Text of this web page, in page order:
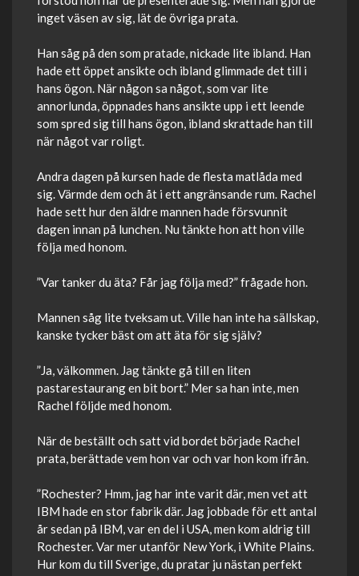
inget väsen av sig, lät de övriga prata.
Han såg på den som pratade, nickade lite ibland. Han
hade ett öppet ansikte och ibland glimmade det till i
hans ögon. När någon sa något, som var lite
annorlunda, öppnades hans ansikte upp i ett leende
som spred sig till hans ögon, ibland skrattade han till
när något var roligt.
Andra dagen på kursen hade de flesta matlåda med
sig. Värmde dem och åt i ett angränsande rum. Rachel
hade sett hur den äldre mannen hade försvunnit
dagen innan på lunchen. Nu tänkte hon att hon ville
följa med honom.
”Var tanker du äta? Får jag följa med?” frågade hon.
Mannen såg lite tveksam ut. Ville han inte ha sällskap,
kanske tycker bäst om att äta för sig själv?
”Ja, välkommen. Jag tänkte gå till en liten
pastarestaurang en bit bort.” Mer sa han inte, men
Rachel följde med honom.
När de beställt och satt vid bordet började Rachel
prata, berättade vem hon var och var hon kom ifrån.
”Rochester? Hmm, jag har inte varit där, men vet att
IBM hade en stor fabrik där. Jag jobbade för ett antal
år sedan på IBM, var en del i USA, men kom aldrig till
Rochester. Var mer utanför New York, i White Plains.
Hur kom du till Sverige, du pratar ju nästan perfekt